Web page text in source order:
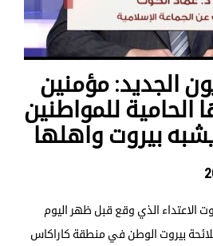
الجديد: مؤمنين
الحامية للمواطنين
بيروت واهلها
الاعتداء الذي وقع قبل ظهر اليوم
للائحة بيروت الوطن في منطقة كاراكاس